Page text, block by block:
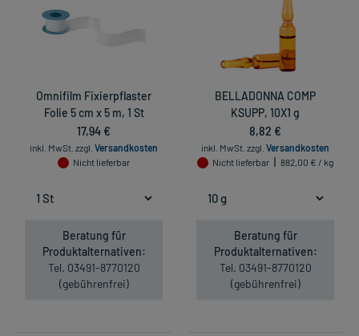
Omnifilm Fixierpflaster
Folie 5 cm x 5 m, 1 St
17,94 €
inkl. MwSt. zzgl. Versandkosten
Nicht lieferbar
Beratung für
Produktalternativen:
Tel. 03491-8770120
(gebührenfrei)
BELLADONNA COMP
KSUPP, 10X1 g
8,82 €
inkl. MwSt. zzgl. Versandkosten
Nicht lieferbar
882,00 € / kg
Beratung für
Produktalternativen:
Tel. 03491-8770120
(gebührenfrei)